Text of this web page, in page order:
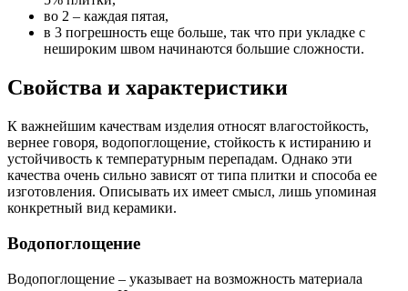
во 2 – каждая пятая,
в 3 погрешность еще больше, так что при укладке с
нешироким швом начинаются большие сложности.
Свойства и характеристики
К важнейшим качествам изделия относят влагостойкость,
вернее говоря, водопоглощение, стойкость к истиранию и
устойчивость к температурным перепадам. Однако эти
качества очень сильно зависят от типа плитки и способа ее
изготовления. Описывать их имеет смысл, лишь упоминая
конкретный вид керамики.
Водопоглощение
Водопоглощение – указывает на возможность материала